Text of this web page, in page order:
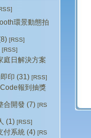
環景動態拍
[RSS]
[RSS]
庭日解決方案
印 (31) [RSS]
報到抽獎
合開發 (7) [RS
(1) [RSS]
付系統 (4) [RS